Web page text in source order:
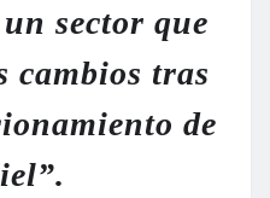
sector que
cambios tras
de